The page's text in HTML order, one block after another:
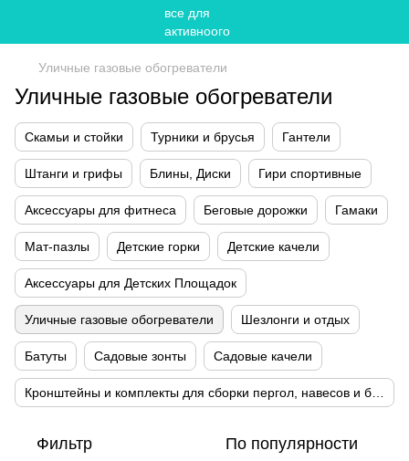
Уличные газовые обогреватели
Уличные газовые обогреватели
Скамьи и стойки Турники и брусья Гантели
Штанги и грифы Блины, Диски Гири спортивные
Аксессуары для фитнеса Беговые дорожки Гамаки
Мат-пазлы Детские горки Детские качели
Аксессуары для Детских Площадок
Уличные газовые обогреватели Шезлонги и отдых
Батуты Садовые зонты Садовые качели
Фильтр По популярности